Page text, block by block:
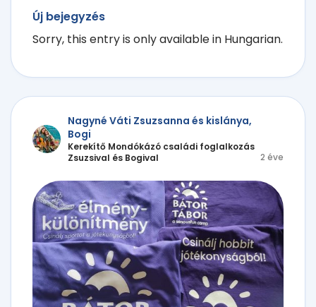
Új bejegyzés
Sorry, this entry is only available in Hungarian.
Nagyné Váti Zsuzsanna és kislánya,
Bogi
Kerekítő Mondókázó családi foglalkozás
Zsuzsival és Bogival
2 éve